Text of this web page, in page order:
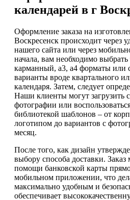
календарей в г
Оформление заказа на
Воскресенск происходит через
нашего сайта или через
начала, вам необходимо выбрать
карманный, а3, а4 форматы или
варианты вроде квартального
календаря. Затем, следует
Наши клиенты могут загрузить
фотографии или
библиотекой шаблонов – от
логотипом до вариантов с
месяц.
После того, как дизайн
выбору способа доставки.
помощи банковской карты
мобильном приложении, что
максимально удобным и
обеспечивает